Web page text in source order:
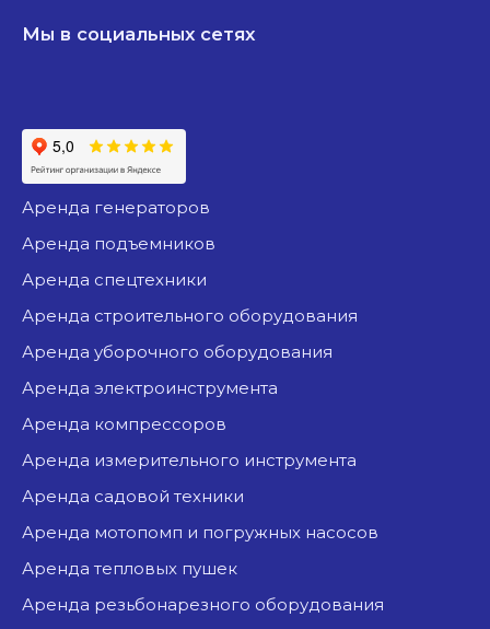
Мы в социальных сетях
аренда генераторов
аренда подъемников
аренда спецтехники
аренда строительного оборудования
аренда уборочного оборудования
аренда электроинструмента
аренда компрессоров
аренда измерительного инструмента
аренда садовой техники
аренда мотопомп и погружных насосов
аренда тепловых пушек
аренда резьбонарезного оборудования